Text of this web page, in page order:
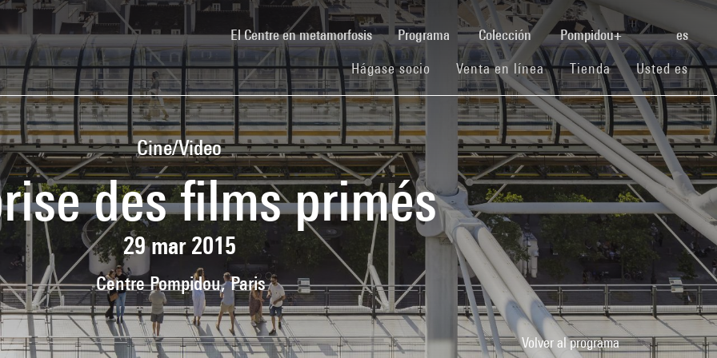
El Centre en metamorfosis(current)Programa Colección Pompidou+ es
Hágase socio (current)
Venta en línea(current)
Tienda(current)Usted es
Cine/Video
des films primés
29 mar 2015
Centre Pompidou, Paris
Volver al programa